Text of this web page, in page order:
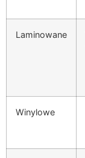
Laminowane
Winylowe